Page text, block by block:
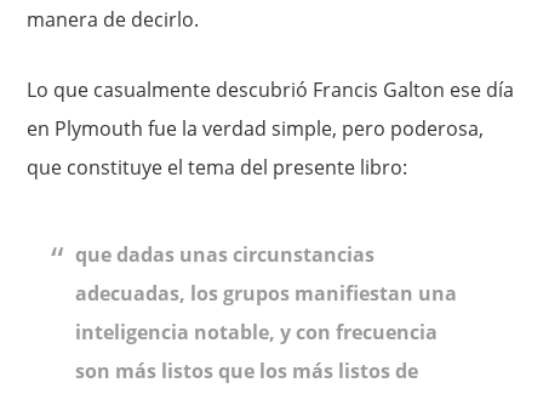
manera de decirlo.
Lo que casualmente descubrió Francis Galton ese día
en Plymouth fue la verdad simple, pero poderosa,
que constituye el tema del pre­sente libro:
que dadas unas circunstancias
adecuadas, los grupos manifiestan una
inteligencia notable, y con frecuencia
son más listos que los más listos de